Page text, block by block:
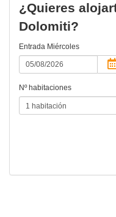
¿Quieres
Dolomiti?
Entrada Miércoles
Nº habitaciones